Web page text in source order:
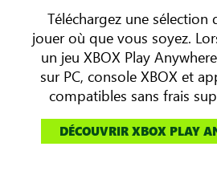
Téléchargez une sélection
jouer où que vous soyez.
un jeu XBOX Play
sur PC, console XBOX et
compatibles sans frais
DÉCOUVRIR XBOX PLAY